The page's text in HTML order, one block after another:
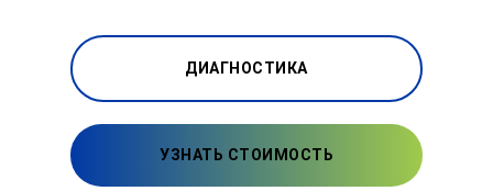
ДИАГНОСТИКА
УЗНАТЬ СТОИМОСТЬ